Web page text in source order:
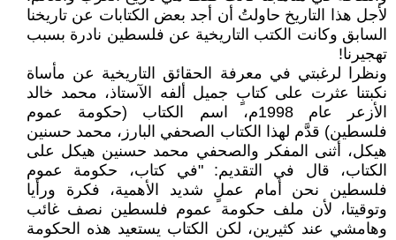
لأجل هذا التاريخ حاولتُ أن أجد بعض الكتابات عن تاريخنا
السابق وكانت الكتب التاريخية عن فلسطين نادرة بسبب
تهجيرنا!
ونظرا لرغبتي في معرفة الحقائق التاريخية عن مأساة
نكبتنا عثرت على كتابٍ جميل ألفه الآستاذ، محمد خالد
الأزعر عام 1998م، اسم الكتاب (حكومة عموم
فلسطين) قدَّم لهذا الكتاب الصحفي البارز، محمد حسنين
هيكل، أثنى المفكر والصحفي محمد حسنين هيكل على
الكتاب، قال في التقديم: "في كتاب، حكومة عموم
فلسطين نحن أمام عملٍ شديد الأهمية، فكرة ورأيا
وتوقيتا، لأن ملف حكومة عموم فلسطين نصف غائب
وهامشي عند كثيرين، لكن الكتاب يستعيد هذه الحكومة